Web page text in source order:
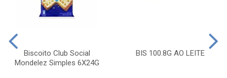
Biscoito Club Social
Mondelez Simples 6X24G
BIS 100.8G AO LEITE